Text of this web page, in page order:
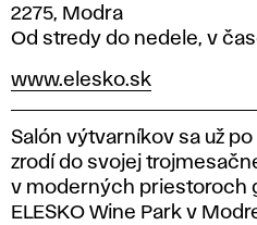
2275, Modra
Od stredy do nedele, v
www.elesko.sk
Salón výtvarníkov sa už
zrodí do svojej
v moderných priestoroch
ELESKO Wine Park v